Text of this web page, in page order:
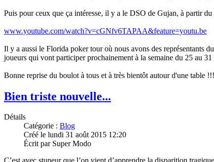
Puis pour ceux que ça intéresse, il y a le DSO de Gujan, à partir
www.youtube.com/watch?v=cGNfv6TAPAA&feature=youtu.be
Il y a aussi le Florida poker tour où nous avons des représentants
joueurs qui vont participer prochainement à la semaine du 25 au
Bonne reprise du boulot à tous et à très bientôt autour d'une table
Bien triste nouvelle...
Détails
Catégorie : Blog
Créé le lundi 31 août 2015 12:20
Écrit par Super Modo